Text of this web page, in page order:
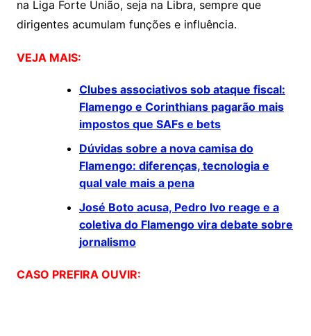
na Liga Forte União, seja na Libra, sempre que
dirigentes acumulam funções e influência.
VEJA MAIS:
Clubes associativos sob ataque fiscal:
Flamengo e Corinthians pagarão mais
impostos que SAFs e bets
Dúvidas sobre a nova camisa do
Flamengo: diferenças, tecnologia e
qual vale mais a pena
José Boto acusa, Pedro Ivo reage e a
coletiva do Flamengo vira debate sobre
jornalismo
CASO PREFIRA OUVIR: